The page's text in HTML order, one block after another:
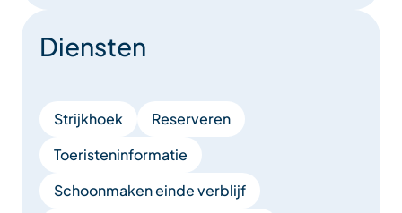
Diensten
Strijkhoek
Reserveren
Toeristeninformatie
Schoonmaken einde verblijf